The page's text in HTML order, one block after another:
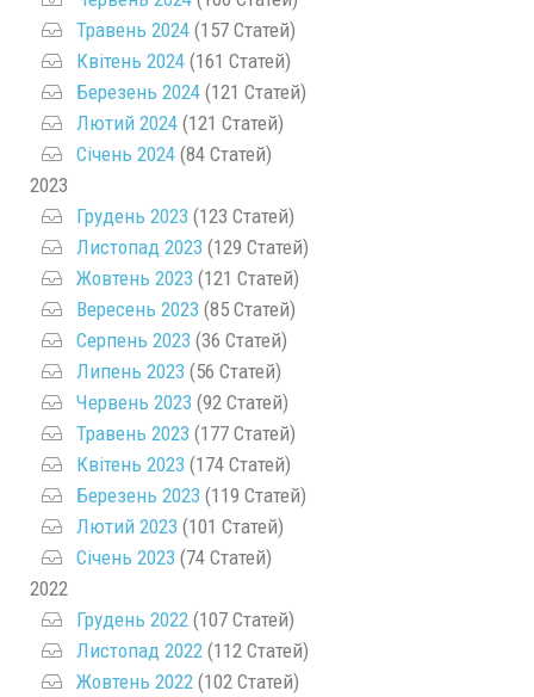
Травень 2024 (157 Статей)
Квітень 2024 (161 Статей)
Березень 2024 (121 Статей)
Лютий 2024 (121 Статей)
Січень 2024 (84 Статей)
2023
Грудень 2023 (123 Статей)
Листопад 2023 (129 Статей)
Жовтень 2023 (121 Статей)
Вересень 2023 (85 Статей)
Серпень 2023 (36 Статей)
Липень 2023 (56 Статей)
Червень 2023 (92 Статей)
Травень 2023 (177 Статей)
Квітень 2023 (174 Статей)
Березень 2023 (119 Статей)
Лютий 2023 (101 Статей)
Січень 2023 (74 Статей)
2022
Грудень 2022 (107 Статей)
Листопад 2022 (112 Статей)
Жовтень 2022 (102 Статей)